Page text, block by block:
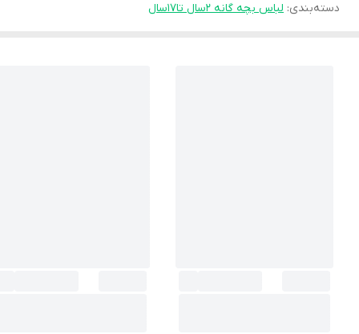
دسته‌بندی: لباس بچه گانه 2سال تا۱۷سال